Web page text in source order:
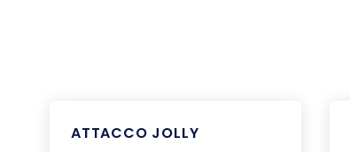
ATTACCO JOLLY